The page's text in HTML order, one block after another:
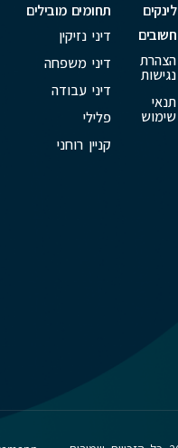
לינקים
חשובים
הצהרת
נגישות
תנאי
שימוש
תחומים מובילים
דיני נזיקין
דיני משפחה
דיני עבודה
פלילי
קניין רוחני